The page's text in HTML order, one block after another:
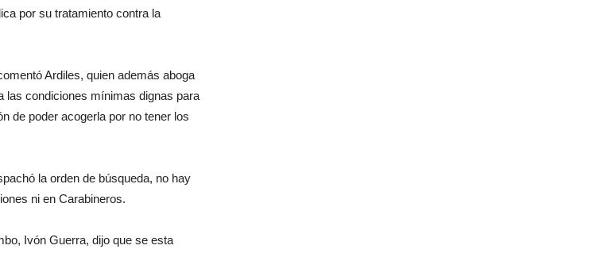
por su tratamiento contra la
Ardiles, quien además aboga
las condiciones mínimas dignas para
de poder acogerla por no tener los
la orden de búsqueda, no hay
ni en Carabineros.
Ivón Guerra, dijo que se esta